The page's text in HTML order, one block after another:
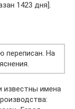
1423 дня].
переписан. На
известны имена